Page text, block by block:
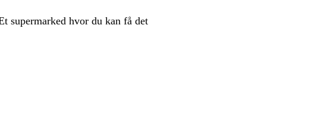
supermarked hvor du kan få det